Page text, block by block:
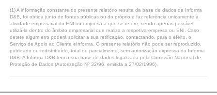
(1) A informação constante do presente relatório resulta da base de dados da Informa
D&B, foi obtida junto de fontes públicas ou do próprio e faz referência unicamente à
atividade empresarial do ENI ou empresa a que se refere, sendo apenas possível
utilizá-la dentro do âmbito empresarial que realiza a respetiva empresa ou ENI. Caso
detete algum erro poderá solicitar a sua retificação, contactando, para o efeito, o
Serviço de Apoio ao Cliente eInforma. O presente relatório não pode ser reproduzido,
publicado ou redistribuído, total ou parcialmente, sem autorização expressa da Informa
D&B. A Informa D&B tem a sua base de dados legalizada pela Comissão Nacional de
Proteção de Dados (Autorização Nº 32/96, emitida a 27/02/1996).